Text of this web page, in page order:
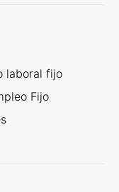
laboral fijo
Fijo